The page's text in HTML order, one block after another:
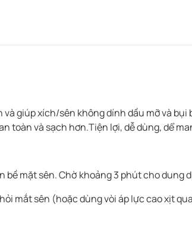
giúp xích/sên không dính dầu mỡ và
toàn và sạch hơn.Tiện lợi, dễ dùng, dể
mặt sên. Chờ khoảng 3 phút cho dung
mắt sên (hoặc dùng vòi áp lực cao xịt